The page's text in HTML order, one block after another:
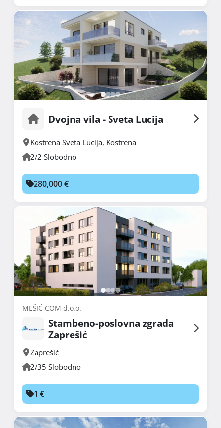
Dvojna vila - Sveta Lucija
Kostrena Sveta Lucija, Kostrena
2/2 Slobodno
280,000 €
MEŠIĆ COM d.o.o.
Stambeno-poslovna zgrada
Zaprešić
Zaprešić
2/35 Slobodno
1 €